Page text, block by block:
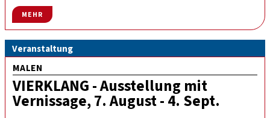
MEHR
Veranstaltung
MALEN
VIERKLANG - Ausstellung mit
Vernissage, 7. August - 4. Sept.